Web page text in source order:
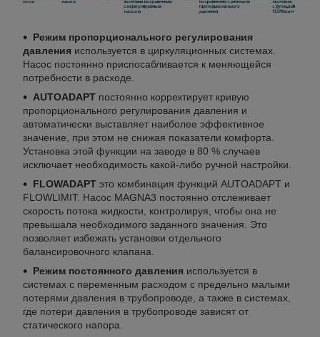
Режим пропорционального регулирования
давления используется в циркуляционных системах.
Насос постоянно приспосабливается к меняющейся
потребности в расходе.
AUTOADAPT постоянно корректирует кривую
пропорционального регулирования давления и
автоматически выставляет наиболее эффективное
значение, при этом не снижая показатели комфорта.
Установка этой функции на заводе в 80 % случаев
исключает необходимость какой-либо ручной настройки.
FLOWADAPT это комбинация функций AUTOADAPT и
FLOWLIMIT. Насос MAGNA3 постоянно отслеживает
скорость потока жидкости, контролируя, чтобы она не
превышала необходимого заданного значения. Это
позволяет избежать установки отдельного
балансировочного клапана.
Режим постоянного давления используется в
системах с переменным расходом с предельно малыми
потерями давления в трубопроводе, а также в системах,
где потери давления в трубопроводе зависят от
статического напора.